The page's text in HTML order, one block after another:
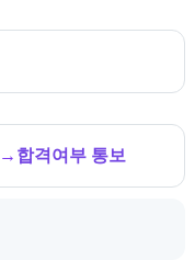
→ 합격여부 통보